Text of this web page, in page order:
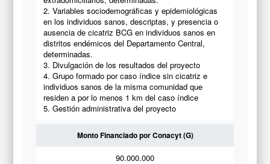
2. Variables sociodemográficas y epidemiológicas
en los individuos sanos, descriptas, y presencia o
ausencia de cicatriz BCG en individuos sanos en
distritos endémicos del Departamento Central,
determinadas.
3. Divulgación de los resultados del proyecto
4. Grupo formado por caso índice sin cicatriz e
individuos sanos de la misma comunidad que
residen a por lo menos 1 km del caso índice
5. Gestión administrativa del proyecto
Monto Financiado por Conacyt (G)
90.000.000